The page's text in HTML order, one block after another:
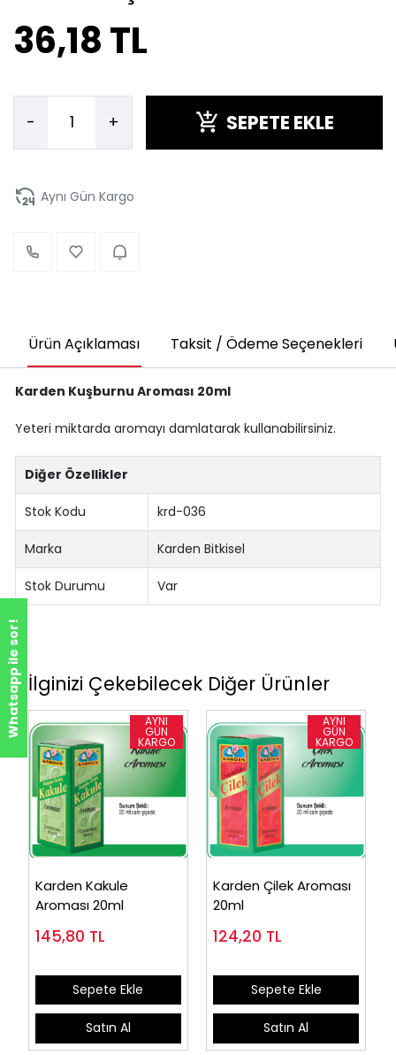
36,18 TL
- + SEPETE EKLE
Aynı Gün Kargo
Ürün Açıklaması Taksit / Ödeme Seçenekleri
Karden Kuşburnu Aroması 20ml
Yeteri miktarda aromayı damlatarak kullanabilirsiniz.
Diğer Özellikler
Stok Kodu krd-036
Marka Karden Bitkisel
Stok Durumu Var
İlginizi Çekebilecek Diğer Ürünler
Karden Kakule
Aroması 20ml
145,80 TL
Sepete Ekle
Satın Al
Karden Çilek Aroması
20ml
124,20 TL
Sepete Ekle
Satın Al
Whatsapp ile sor!